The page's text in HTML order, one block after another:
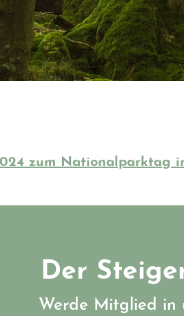
zum Nationalparktag
Der
Werde Mitglied in